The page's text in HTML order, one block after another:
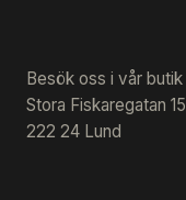
Besök oss i vår butik
Stora Fiskaregatan 15
222 24 Lund